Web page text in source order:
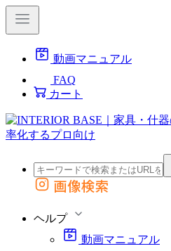
動画マニュアル
FAQ
カート
外部サイトの商品をカートに追加
画像検索
ヘルプ
動画マニュアル